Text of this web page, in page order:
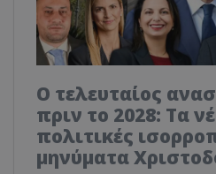
Ο τελευταίος
πριν το 2028: Τα
πολιτικές
μηνύματα